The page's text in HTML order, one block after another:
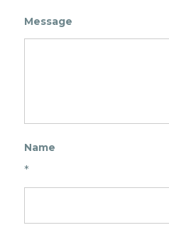
Message
Name
*